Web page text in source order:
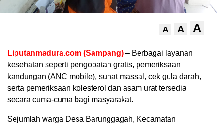
A A A
Liputanmadura.com (Sampang) – Berbagai layanan
kesehatan seperti pengobatan gratis, pemeriksaan
kandungan (ANC mobile), sunat massal, cek gula darah,
serta pemeriksaan kolesterol dan asam urat tersedia
secara cuma-cuma bagi masyarakat.
Sejumlah warga Desa Barunggagah, Kecamatan